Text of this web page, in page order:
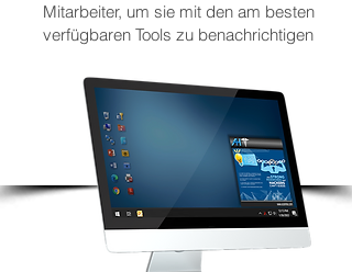
Mitarbeiter, um sie mit den am besten
verfügbaren Tools zu benachrichtigen